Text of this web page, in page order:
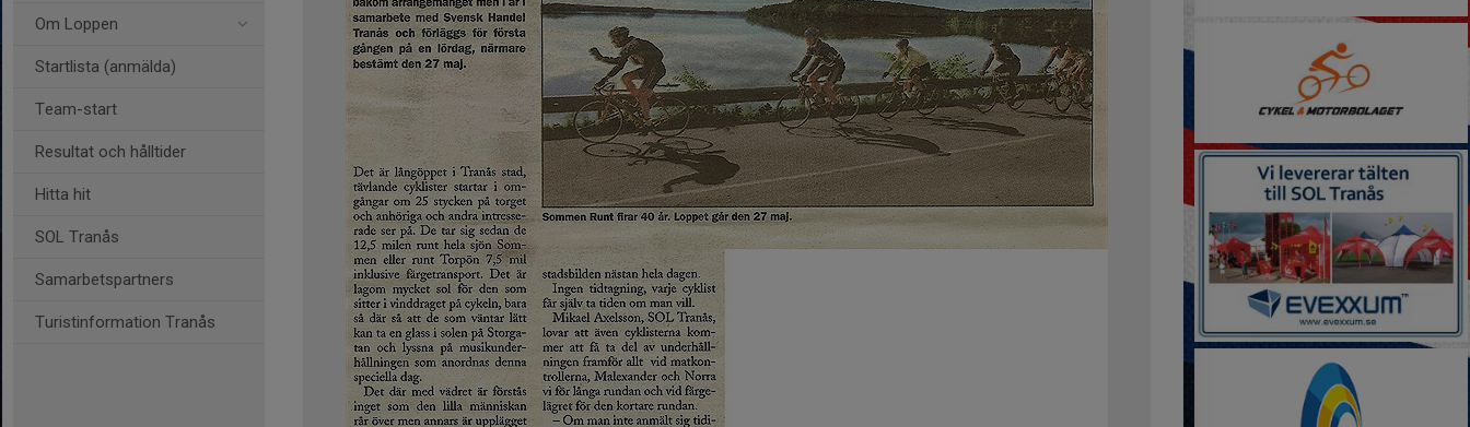
Om Loppen
Startlista (anmälda)
Team-start
Resultat och hålltider
Hitta hit
SOL Tranås
Samarbetspartners
Turistinformation Tranås